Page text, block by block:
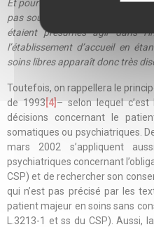
Et pourtant, ce type
pas soumis au contrôle du juge.
étaient présumés agir dans
l’établissement d’accueil en
soins libres apparaît donc très
Toutefois, on rappellera le
de 1993 [4] – selon lequel
décisions concernant le
somatiques ou psychiatriques.
mars 2002 s’appliquent
psychiatriques concernant
CSP) et de rechercher son
qui n’est pas précisé par les
patient majeur en soins sans
L.3213-1 et ss du CSP). Aussi,